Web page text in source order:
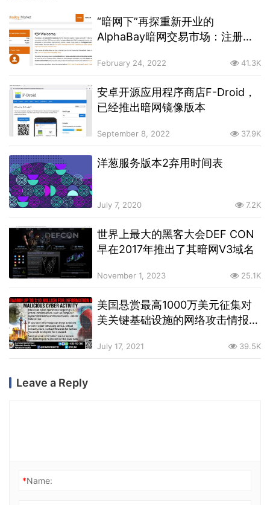
“暗网下”再探重新开业的
AlphaBay暗网交易市场：注册用
AlphaBay市场关闭前的数目
February 24, 2022 41.3K
安卓开源应用程序商店F-Droid，
已经推出暗网镜像版本
September 8, 2022 37.9K
洋葱服务版本2弃用时间表
July 7, 2020 7.2K
世界上最大的黑客大会DEF CON
早在2017年推出了其暗网V3域名
November 1, 2023 25.1K
美国悬赏最高1000万美元征集对
美关键基础设施的网络攻击情报，
July 17, 2021 39.5K
Leave a Reply
*Name: